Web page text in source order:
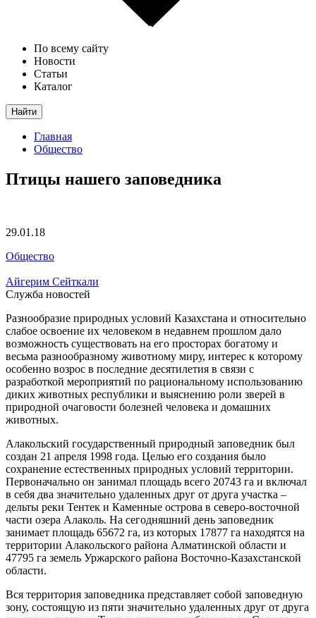
По всему сайту
Новости
Статьи
Каталог
Найти
Главная
Общество
Птицы нашего заповедника
29.01.18
Общество
Айгерим Сейткали
Служба новостей
Разнообразие природных условий Казахстана и относительно
слабое освоение их человеком в недавнем прошлом дало
возможность существовать на его просторах богатому и
весьма разнообразному животному миру, интерес к которому
особенно возрос в последние десятилетия в связи с
разработкой мероприятий по рациональному использованию
диких животных республики и выяснению роли зверей в
природной очаговости болезней человека и домашних
животных.
Алакольский государственный природный заповедник был
создан 21 апреля 1998 года. Целью его создания было
сохранение естественных природных условий территории.
Первоначально он занимал площадь всего 20743 га и включал
в себя два значительно удаленных друг от друга участка –
дельты реки Тентек и Каменные острова в северо-восточной
части озера Алаколь. На сегодняшний день заповедник
занимает площадь 65672 га, из которых 17877 га находятся на
территории Алакольского района Алматинской области и
47795 га земель Уржарского района Восточно-Казахстанской
области.
Вся территория заповедника представляет собой заповедную
зону, состоящую из пяти значительно удаленных друг от друга